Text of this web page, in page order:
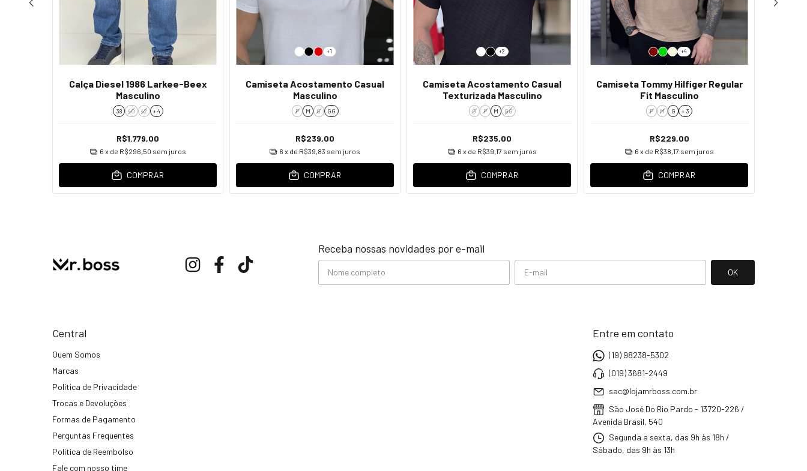
Calça Diesel 1986 Larkee-Beex
Masculino
38 40 42 + 4
R$1.779,00
6 x de R$296,50 sem juros
COMPRAR
+1
Camiseta Acostamento Casual
Masculino
P M G GG
R$239,00
6 x de R$39,83 sem juros
COMPRAR
+2
Camiseta Acostamento Casual
Texturizada Masculino
G P M GG
R$235,00
6 x de R$39,17 sem juros
COMPRAR
+4
Camiseta Tommy Hilfiger Regular
Fit Masculino
P M G + 3
R$229,00
6 x de R$38,17 sem juros
COMPRAR
Receba nossas novidades por e-mail
Central
Quem Somos
Marcas
Política de Privacidade
Trocas e Devoluções
Formas de Pagamento
Perguntas Frequentes
Política de Reembolso
Fale com nosso time
Entre em contato
(19) 98238-5302
(019) 3681-2449
sac@lojamrboss.com.br
São José Do Rio Pardo - 13720-226 /
Avenida Brasil, 540
Segunda a sexta, das 9h às 18h /
Sábado, das 9h às 13h